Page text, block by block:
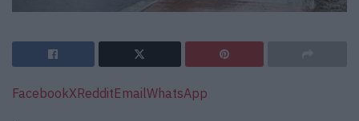
FacebookXRedditEmailWhatsApp